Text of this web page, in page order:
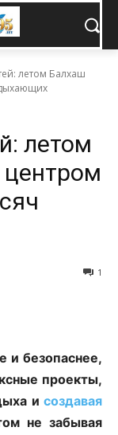
летом Балхаш
летом
1
и безопаснее,
проекты,
и создавая
не забывая